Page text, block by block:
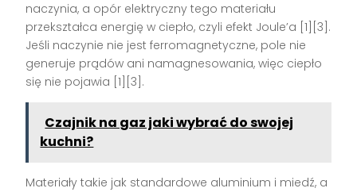
naczynia, a opór elektryczny tego materiału
przekształca energię w ciepło, czyli efekt Joule’a [1][3].
Jeśli naczynie nie jest ferromagnetyczne, pole nie
generuje prądów ani namagnesowania, więc ciepło
się nie pojawia [1][3].
Czajnik na gaz jaki wybrać do swojej
kuchni?
Materiały takie jak standardowe aluminium i miedź, a